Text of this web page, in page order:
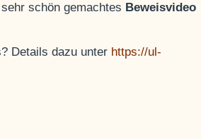
schön gemachtes Beweisvideo
Details dazu unter https://ul-